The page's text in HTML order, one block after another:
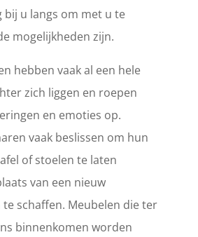
bij u langs om met u te
mogelijkheden zijn.
hebben vaak al een hele
zich liggen en roepen
en emoties op.
vaak beslissen om hun
of stoelen te laten
van een nieuw
schaffen. Meubelen die ter
binnenkomen worden